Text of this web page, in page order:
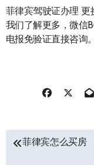
菲律宾驾驶证办理 更
我们了解更多，微信
电报免验证直接咨询
文 菲律宾怎么买房